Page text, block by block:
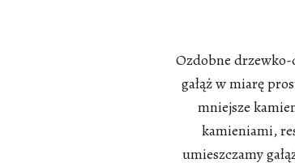
Ozdobne drzewko-
gałąż w miarę
mniejsze
kamieniami,
umieszczamy